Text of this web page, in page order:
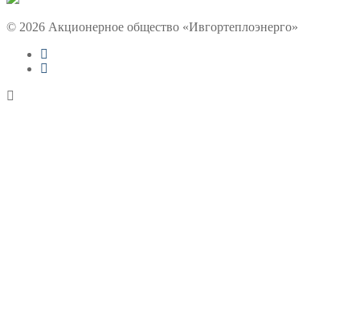
© 2026 Акционерное общество «Ивгортеплоэнерго»